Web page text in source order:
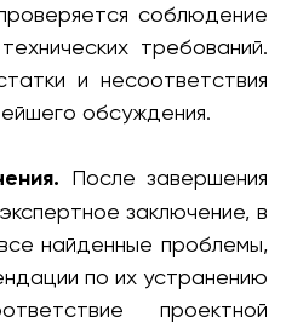
соблюдение
требований.
и несоответствия
обсуждения.
После завершения
заключение, в
найденные проблемы,
по их устранению
проектной